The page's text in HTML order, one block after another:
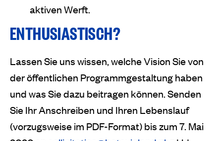
aktiven Werft.
ENTHUSIASTISCH?
Lassen Sie uns wissen, welche Vision Sie von
der öffentlichen Programmgestaltung haben
und was Sie dazu beitragen können. Senden
Sie Ihr Anschreiben und Ihren Lebenslauf
(vorzugsweise im PDF-Format) bis zum 7. Mai